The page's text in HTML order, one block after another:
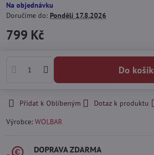
Na objednávku
Doručíme do: Pondělí 17.8.2026
799 Kč
Do
Přidat k Oblíbeným Dotaz k produktu
Výrobce: WOLBAR
DOPRAVA ZDARMA